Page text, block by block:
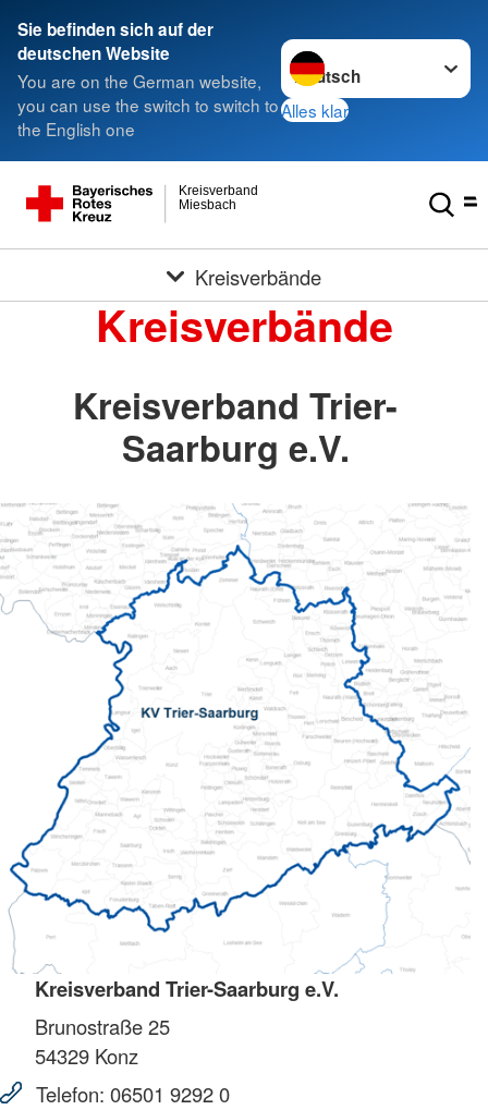
Sie befinden sich auf der
deutschen Website
You are on the German website,
you can use the switch to switch to
the English one
Sprache wechseln zu
Alles klar
Miesbach
Kreisverband
Kreisverbände
Kreisverbände
Kreisverband Trier-
Saarburg e.V.
Kreisverband Trier-Saarburg e.V.
Brunostraße 25
54329 Konz
Telefon: 06501 9292 0